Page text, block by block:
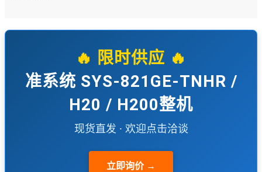
🔥 限时供应 🔥
准系统 SYS-821GE-TNHR /
H20 / H200整机
现货直发 · 欢迎点击洽谈
立即询价 →